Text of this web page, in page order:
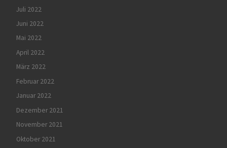
Juli 2022
Juni 2022
Mai 2022
April 2022
März 2022
Februar 2022
Januar 2022
Dezember 2021
November 2021
Oktober 2021